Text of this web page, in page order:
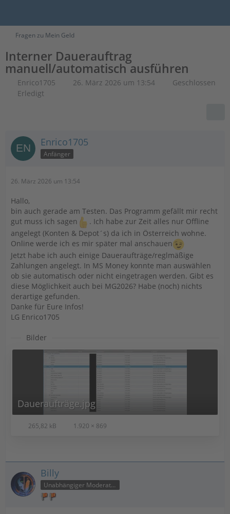
Fragen zu Mein Geld
Interner Dauerauftrag
manuell/automatisch ausführen
Enrico1705 26. März 2026 um 13:54
Geschlossen
Erledigt
Enrico1705
Anfänger
26. März 2026 um 13:54
Hallo,
bin auch gerade am Testen. Das Programm gefällt mir recht
gut muss ich sagen
. Ich habe zur Zeit alles nur Offline
angelegt (Konten & Depot´s) da ich in Österreich wohne.
Online werde ich es mir später mal anschauen
Jetzt habe ich auch einige Daueraufträge/reglmäßige
Zahlungen angelegt. In MS Money konnte man auswählen
ob sie automatisch oder nicht eingetragen werden. Gibt es
diese Möglichkeit auch bei MG2026? Habe (noch) nichts
derartige gefunden.
Danke für Eure Infos!
LG Enrico1705
Bilder
Daueraufträge.jpg
265,82 kB 1.920 × 869
Billy
Unabhängiger Moderator